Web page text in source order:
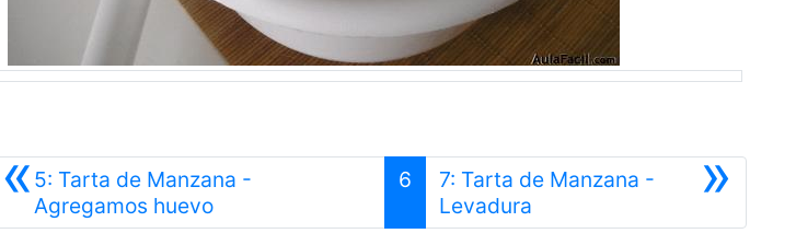
«5: Tarta de Manzana -
Agregamos huevoAnterior
6 »
7: Tarta de Manzana -
LevaduraSiguiente